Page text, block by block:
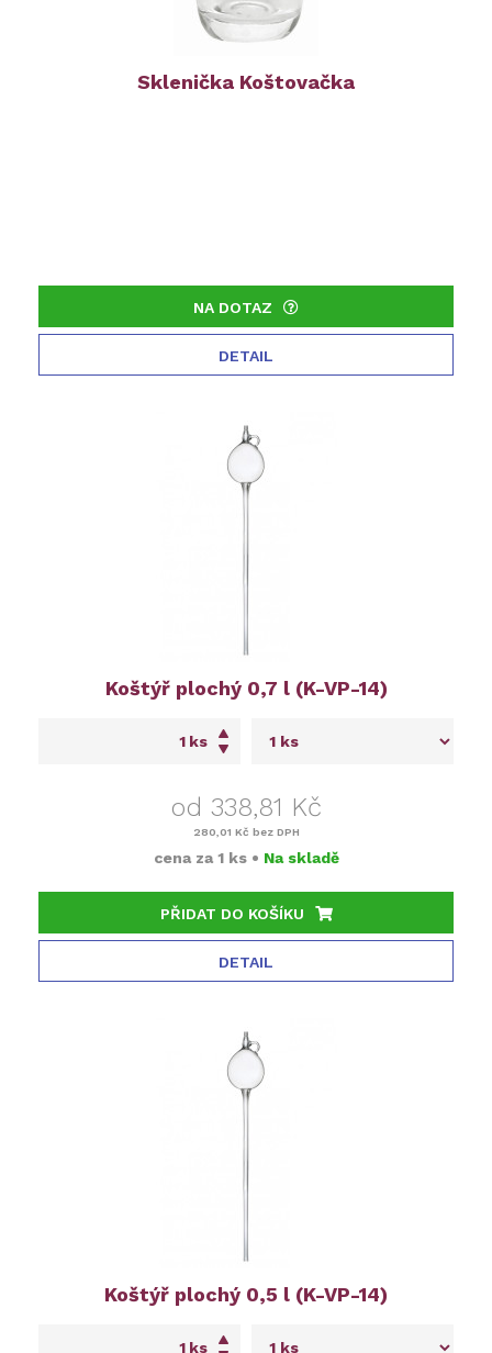
Sklenička Koštovačka
NA DOTAZ
DETAIL
Koštýř plochý 0,7 l (K-VP-14)
ks
od 338,81 Kč
280,01 Kč bez DPH
cena za 1 ks • Na skladě
PŘIDAT DO KOŠÍKU
DETAIL
Koštýř plochý 0,5 l (K-VP-14)
ks